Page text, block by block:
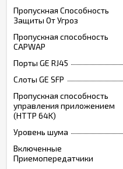
Пропускная Способность
Защиты От Угроз
Пропускная способность
CAPWAP
Порты GE RJ45
Слоты GE SFP
Пропускная способность
управления приложением
(HTTP 64K)
Уровень шума
Включенные
Приемопередатчики